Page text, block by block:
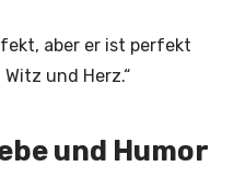
aber er ist perfekt
und Herz.“
und Humor